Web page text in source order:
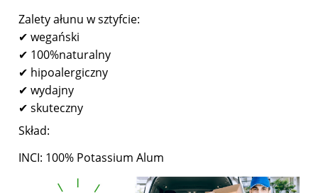
Zalety ałunu w sztyfcie:
✔ wegański
✔ 100%naturalny
✔ hipoalergiczny
✔ wydajny
✔ skuteczny
Skład:
INCI: 100% Potassium Alum